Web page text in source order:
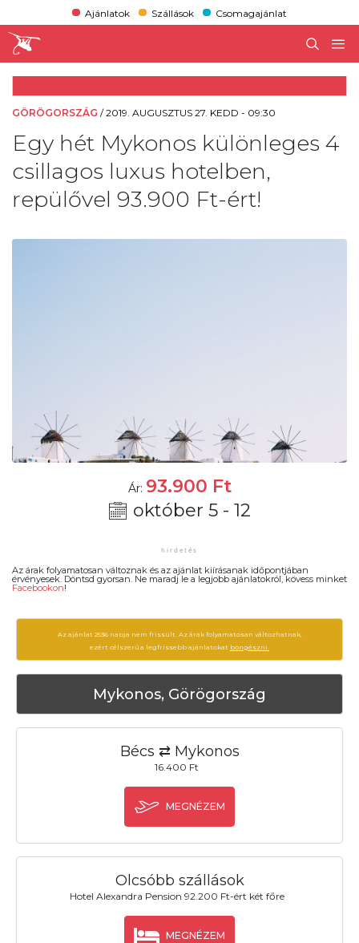
Ajánlatok Szállások Csomagajánlat
GÖRÖGORSZÁG /2019. AUGUSZTUS 27. KEDD - 09:30
Egy hét Mykonos különleges 4
csillagos luxus hotelben,
repülővel 93.900 Ft-ért!
Ár: 93.900 Ft
október 5 - 12
Az árak folyamatosan változnak és az ajánlat kiírásanak időpontjában
érvényesek. Döntsd gyorsan. Ne maradj le a legjobb ajánlatokról, kövess minket
Facebookon!
Az ajánlat 2536 napja nem frissült. Az árak folyamatosan változhatnak,
ezért célszerű a legfrissebb ajánlatokat böngészni.
Mykonos, Görögország
Bécs ⇄ Mykonos
16.400 Ft
MEGNÉZEM
Olcsóbb szállások
Hotel Alexandra Pension 92.200 Ft-ért két főre
MEGNÉZEM